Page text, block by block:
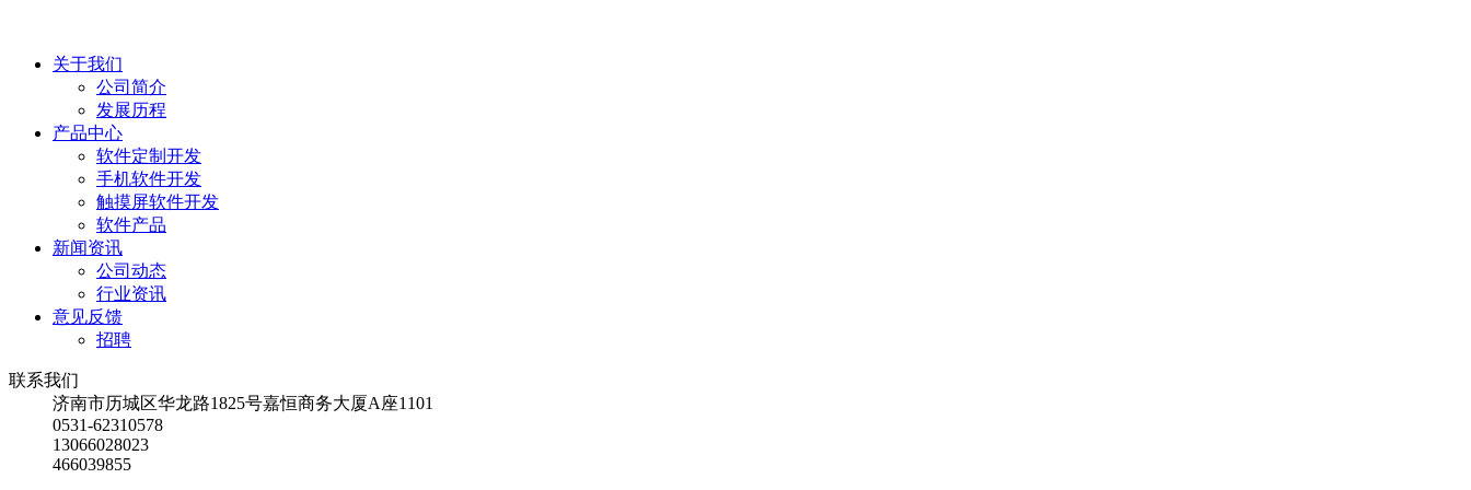
关于我们
公司简介
发展历程
产品中心
软件定制开发
手机软件开发
触摸屏软件开发
软件产品
新闻资讯
公司动态
行业资讯
意见反馈
招聘
联系我们
济南市历城区华龙路1825号嘉恒商务大厦A座1101
0531-62310578
13066028023
466039855